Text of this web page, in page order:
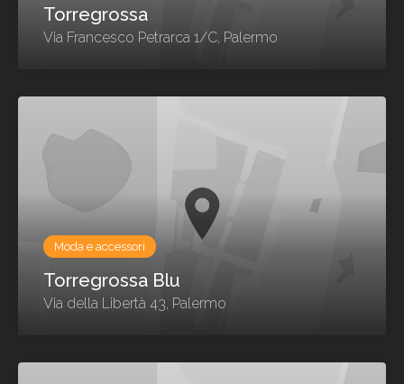
Torregrossa
Via Francesco Petrarca 1/C, Palermo
Moda e accessori
Torregrossa Blu
Via della Libertà 43, Palermo